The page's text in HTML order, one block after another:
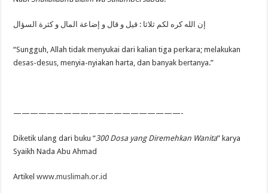
إن الله كره لكم ثلاثا : قيل و قال و إضاعة المال و كثرة السؤال
“Sungguh, Allah tidak menyukai dari kalian tiga perkara; melakukan
desas-desus, menyia-nyiakan harta, dan banyak bertanya.”
————————————————————-
Diketik ulang dari buku “300 Dosa yang Diremehkan Wanita” karya
Syaikh Nada Abu Ahmad
Artikelwww.muslimah.or.id